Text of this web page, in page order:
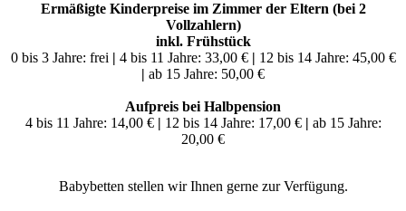
Ermäßigte Kinderpreise im Zimmer der Eltern (bei 2
Vollzahlern)
inkl. Frühstück
0 bis 3 Jahre: frei | 4 bis 11 Jahre: 33,00 € | 12 bis 14 Jahre: 45,00 €
| ab 15 Jahre: 50,00 €
Aufpreis bei Halbpension
4 bis 11 Jahre: 14,00 € | 12 bis 14 Jahre: 17,00 € | ab 15 Jahre:
20,00 €
Babybetten stellen wir Ihnen gerne zur Verfügung.